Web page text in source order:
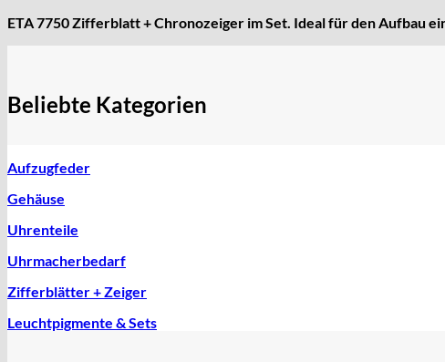
ETA 7750 Zifferblatt + Chronozeiger im Set. Ideal für den Aufbau
Beliebte Kategorien
Aufzugfeder
Gehäuse
Uhrenteile
Uhrmacherbedarf
Zifferblätter + Zeiger
Leuchtpigmente & Sets